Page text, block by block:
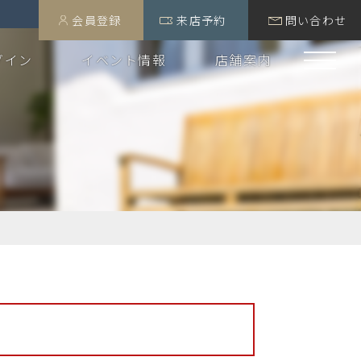
会員登録 来店予約 問い合わせ
ン イベント情報 店舗案内